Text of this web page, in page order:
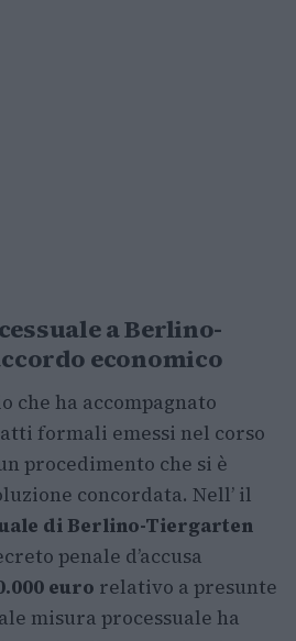
a Berlino-
economico
ha accompagnato
formali emessi nel corso
procedimento che si è
concordata. Nell’ il
di Berlino-Tiergarten
penale d’accusa
euro relativo a presunte
misura processuale ha